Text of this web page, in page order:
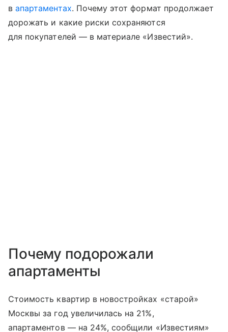
вапартаментах. Почему этот формат продолжает
дорожать и какие риски сохраняются
для покупателей — в материале «Известий».
Почему подорожали
апартаменты
Стоимость квартир в новостройках «старой»
Москвы за год увеличилась на 21%,
апартаментов — на 24%, сообщили «Известиям»